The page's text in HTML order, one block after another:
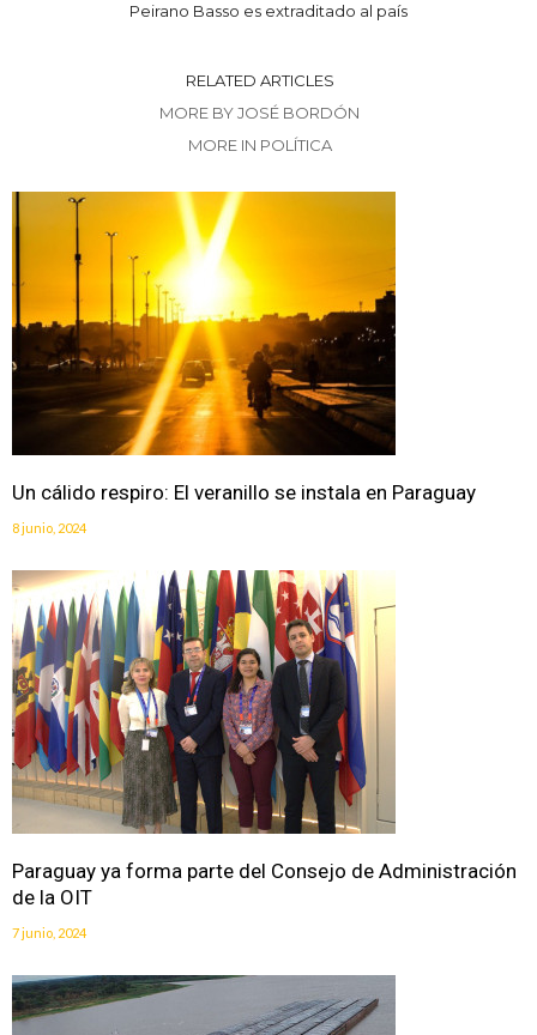
Peirano Basso es extraditado al país
RELATED ARTICLES
MORE BY JOSÉ BORDÓN
MORE IN POLÍTICA
Un cálido respiro: El veranillo se instala en Paraguay
8 junio, 2024
Paraguay ya forma parte del Consejo de Administración
de la OIT
7 junio, 2024